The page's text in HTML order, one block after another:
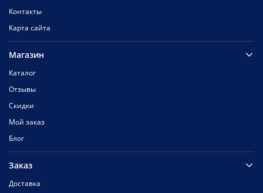
Контакты
Карта сайта
Магазин
Каталог
Отзывы
Скидки
Мой заказ
Блог
Заказ
Доставка